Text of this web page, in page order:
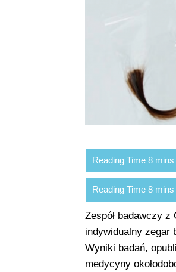
Zespół badawczy
indywidualny zegar
Wyniki badań,
medycyny